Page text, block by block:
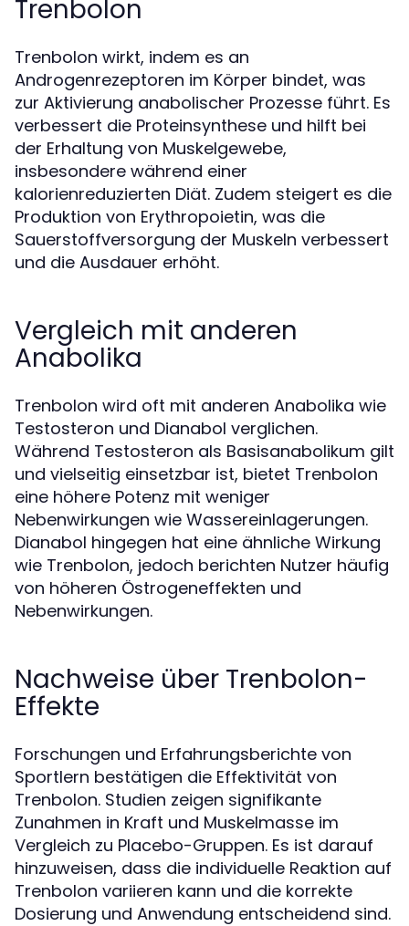
Trenbolon
Trenbolon wirkt, indem es an
Androgenrezeptoren im Körper bindet, was
zur Aktivierung anabolischer Prozesse führt. Es
verbessert die Proteinsynthese und hilft bei
der Erhaltung von Muskelgewebe,
insbesondere während einer
kalorienreduzierten Diät. Zudem steigert es die
Produktion von Erythropoietin, was die
Sauerstoffversorgung der Muskeln verbessert
und die Ausdauer erhöht.
Vergleich mit anderen
Anabolika
Trenbolon wird oft mit anderen Anabolika wie
Testosteron und Dianabol verglichen.
Während Testosteron als Basisanabolikum gilt
und vielseitig einsetzbar ist, bietet Trenbolon
eine höhere Potenz mit weniger
Nebenwirkungen wie Wassereinlagerungen.
Dianabol hingegen hat eine ähnliche Wirkung
wie Trenbolon, jedoch berichten Nutzer häufig
von höheren Östrogeneffekten und
Nebenwirkungen.
Nachweise über Trenbolon-
Effekte
Forschungen und Erfahrungsberichte von
Sportlern bestätigen die Effektivität von
Trenbolon. Studien zeigen signifikante
Zunahmen in Kraft und Muskelmasse im
Vergleich zu Placebo-Gruppen. Es ist darauf
hinzuweisen, dass die individuelle Reaktion auf
Trenbolon variieren kann und die korrekte
Dosierung und Anwendung entscheidend sind.